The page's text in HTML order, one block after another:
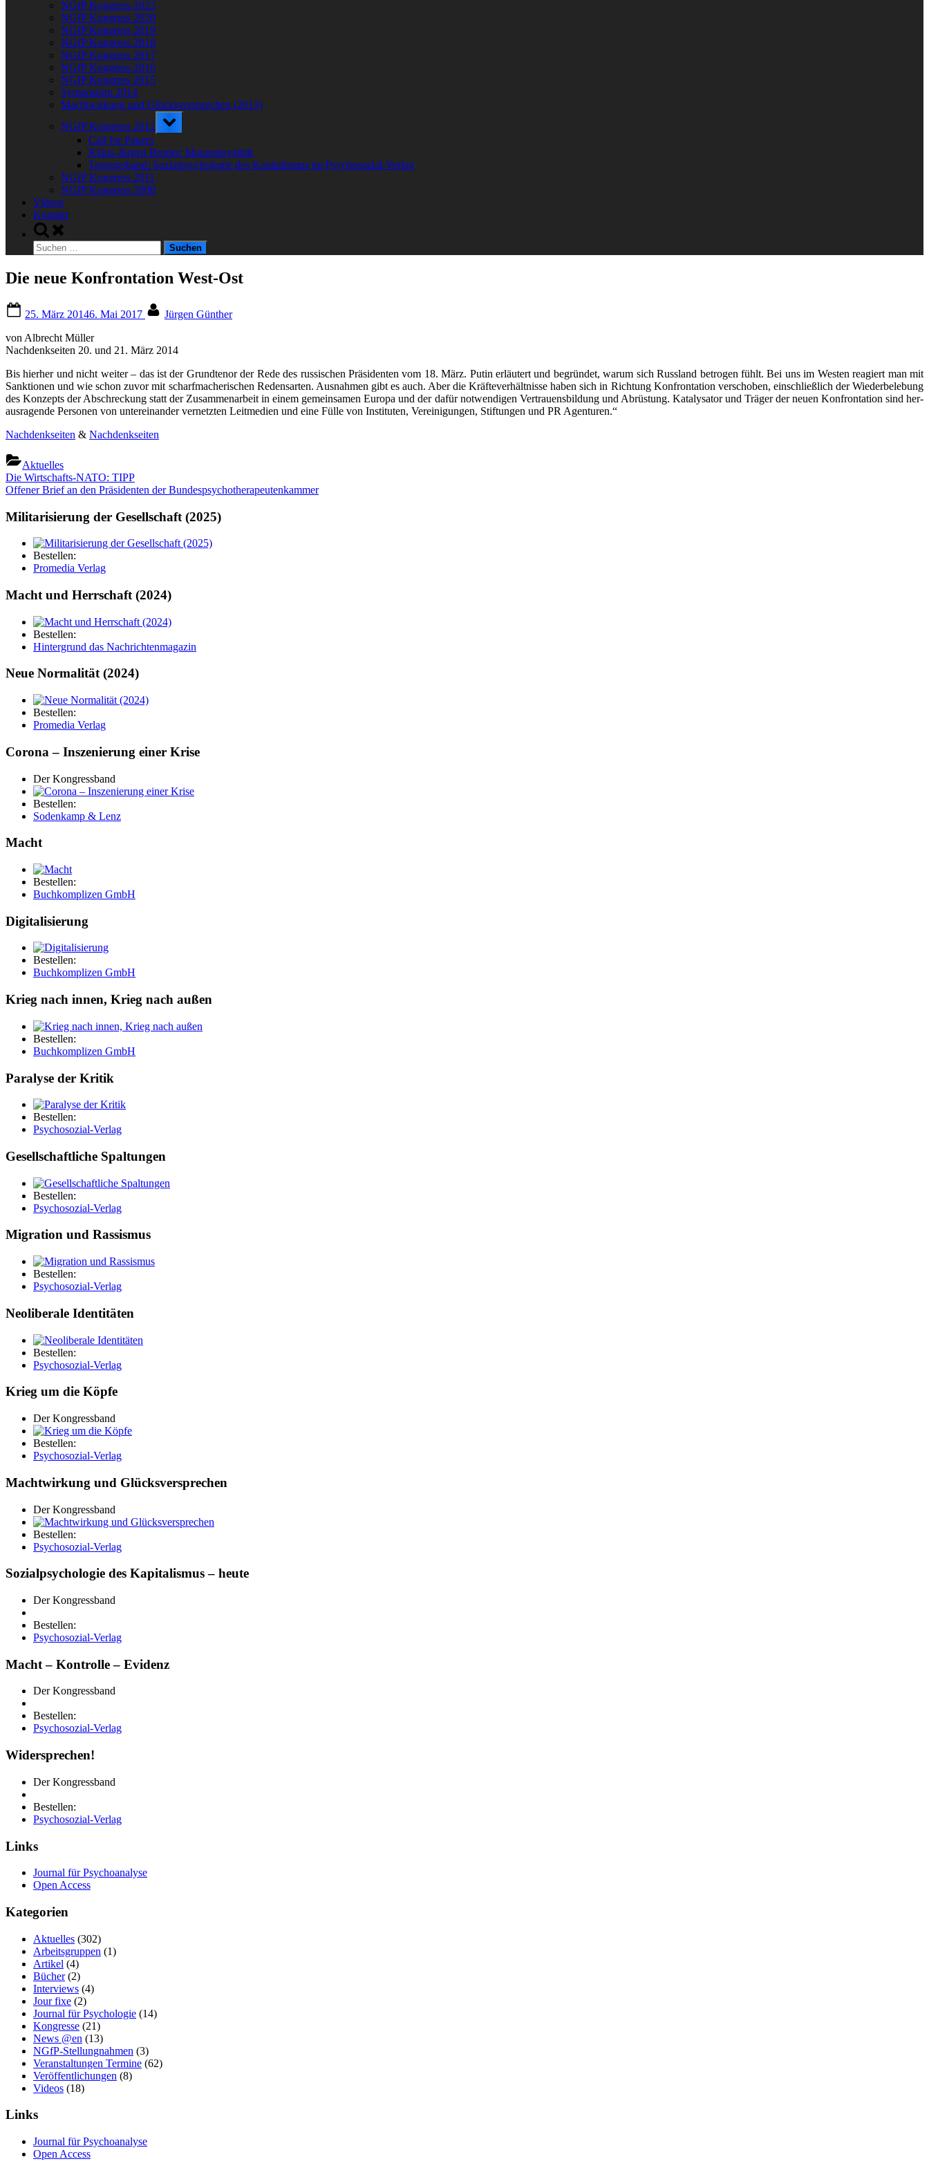
NGfP Kongress 2023
NGfP Kongress 2020
NGfP Kongress 2019
NGfP Kongress 2018
NGfP Kongress 2017
NGfP Kongress 2016
NGfP Kongress 2015
Symposium 2014
Machtwirkung und Glücksversprechen (2013)
NGfP Kongress 2012
Toggle
sub-
Call for Papers
Klaus-Jürgen Bruder: Massenloyalität
Tagungsband: Sozialpsychologie des Kapitalismus im Psychosozial-Verlag
NGfP Kongress 2011
NGfP Kongress 2008
Videos
Kontakt
Toggle
search
form
Suchen
nach:
Die neue Konfrontation West-Ost
on
25. März 20146. Mai 2017
Jürgen Günther
von Albrecht Mül­ler
Nach­denk­sei­ten 20. und 21. März 2014
Bis hier­her und nicht wei­ter – das ist der Grund­te­nor der Rede des rus­si­schen Prä­si­den­ten vom 18. März. Putin erläu­tert und begrün­det, war­um sich Russ­land betro­gen fühlt. Bei uns im Wes­ten reagiert man mit
Sank­tio­nen und wie schon zuvor mit scharf­ma­che­ri­schen Redens­ar­ten. Aus­nah­men gibt es auch. Aber die Kräf­te­ver­hält­nis­se haben sich in Rich­tung Kon­fron­ta­ti­on ver­scho­ben, ein­schließ­lich der Wie­der­be­le­bung
des Kon­zepts der Abschre­ckung statt der Zusam­men­ar­beit in einem gemein­sa­men Euro­pa und der dafür not­wen­di­gen Ver­trau­ens­bil­dung und Abrüs­tung. Kata­ly­sa­tor und Trä­ger der neu­en Kon­fron­ta­ti­on sind her­
aus­ra­gen­de Per­so­nen von unter­ein­an­der ver­netz­ten Leit­me­di­en und eine Fül­le von Insti­tu­ten, Ver­ei­ni­gun­gen, Stif­tun­gen und PR Agen­tu­ren.“
Nach­denk­sei­ten & Nach­denk­sei­ten
Aktuelles
Beitragsnavigation
Previous
Post:
Die Wirtschafts-NATO: TIPP
Next
Offener Brief an den Präsidenten der Bundespsychotherapeutenkammer
Militarisierung der Gesellschaft (2025)
Bestellen:
Promedia Verlag
Macht und Herrschaft (2024)
Bestellen:
Hintergrund das Nachrichtenmagazin
Neue Normalität (2024)
Bestellen:
Promedia Verlag
Corona – Inszenierung einer Krise
Der Kongressband
Bestellen:
Sodenkamp & Lenz
Macht
Bestellen:
Buchkomplizen GmbH
Digitalisierung
Bestellen:
Buchkomplizen GmbH
Krieg nach innen, Krieg nach außen
Bestellen:
Buchkomplizen GmbH
Paralyse der Kritik
Bestellen:
Psychosozial-Verlag
Gesellschaftliche Spaltungen
Bestellen:
Psychosozial-Verlag
Migration und Rassismus
Bestellen:
Psychosozial-Verlag
Neoliberale Identitäten
Bestellen:
Psychosozial-Verlag
Krieg um die Köpfe
Der Kongressband
Bestellen:
Psychosozial-Verlag
Machtwirkung und Glücksversprechen
Der Kongressband
Bestellen:
Psychosozial-Verlag
Sozialpsychologie des Kapitalismus – heute
Der Kongressband
Bestellen:
Psychosozial-Verlag
Macht – Kontrolle – Evidenz
Der Kongressband
Bestellen:
Psychosozial-Verlag
Widersprechen!
Der Kongressband
Bestellen:
Psychosozial-Verlag
Links
Journal für Psychoanalyse
Open Access
Kategorien
Aktuelles (302)
Arbeitsgruppen (1)
Artikel (4)
Bücher(2)
Interviews (4)
Jour fixe (2)
Journal für Psychologie (14)
Kongresse (21)
News @en (13)
NGfP-Stellungnahmen (3)
Veranstaltungen Termine (62)
Veröffentlichungen (8)
Videos (18)
Links
Journal für Psychoanalyse
Open Access